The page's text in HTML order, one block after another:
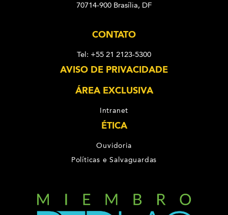
70714-900 Brasília, DF
CONTATO
Tel: +55 21 2123-5300
AVISO DE PRIVACIDADE
ÁREA EXCLUSIVA
Intranet
ÉTICA
Ouvidoria
Políticas e Salvaguardas